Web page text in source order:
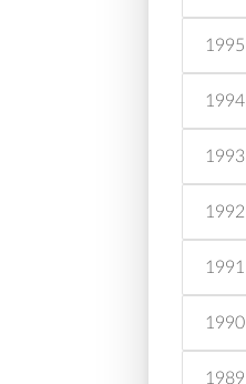
1995
1994
1993
1992
1991
1990
1989